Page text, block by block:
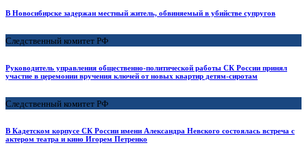
В Новосибирске задержан местный житель, обвиняемый в убийстве супругов
Следственный комитет РФ
Руководитель управления общественно-политической работы СК России принял
участие в церемонии вручения ключей от новых квартир детям-сиротам
Следственный комитет РФ
В Кадетском корпусе СК России имени Александра Невского состоялась встреча с
актером театра и кино Игорем Петренко